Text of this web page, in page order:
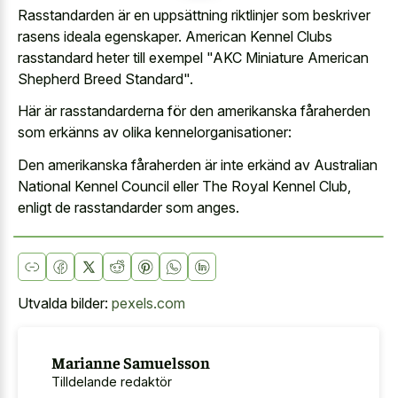
Rasstandarden är en uppsättning riktlinjer som beskriver
rasens ideala egenskaper. American Kennel Clubs
rasstandard heter till exempel "AKC Miniature American
Shepherd Breed Standard".
Här är rasstandarderna för den amerikanska fåraherden
som erkänns av olika kennelorganisationer:
Den amerikanska fåraherden är inte erkänd av Australian
National Kennel Council eller The Royal Kennel Club,
enligt de rasstandarder som anges.
Utvalda bilder: pexels.com
Marianne Samuelsson
Tilldelande redaktör